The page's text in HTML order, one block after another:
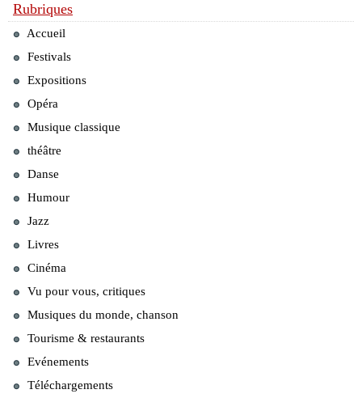
Rubriques
Accueil
Festivals
Expositions
Opéra
Musique classique
théâtre
Danse
Humour
Jazz
Livres
Cinéma
Vu pour vous, critiques
Musiques du monde, chanson
Tourisme & restaurants
Evénements
Téléchargements